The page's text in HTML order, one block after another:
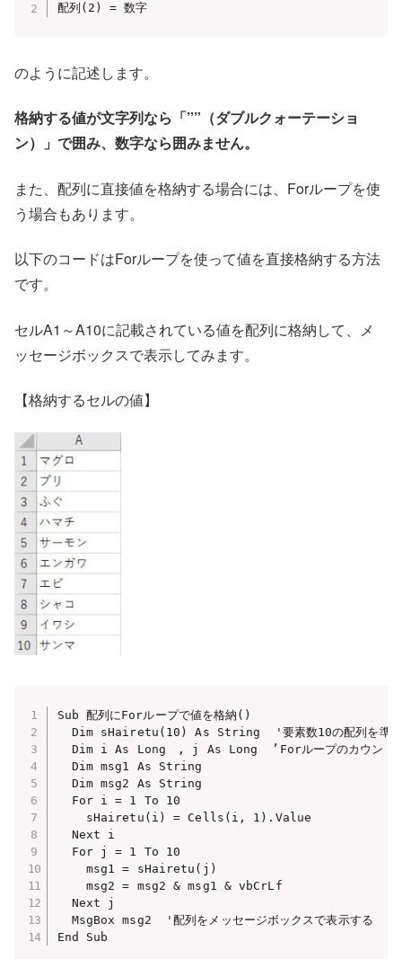
配列(2) = 数字
のように記述します。
格納する値が文字列なら「””（ダブルクォーテーショ
ン）」で囲み、数字なら囲みません。
また、配列に直接値を格納する場合には、Forループを使
う場合もあります。
以下のコードはForループを使って値を直接格納する方法
です。
セルA1～A10に記載されている値を配列に格納して、メ
ッセージボックスで表示してみます。
【格納するセルの値】
Sub 配列にForループで値を格納()
  Dim sHairetu(10) As String  '要素数10の配列を準備
Dim i As Long　, j As Long  ’Forループのカウント
  Dim msg1 As String
  Dim msg2 As String
  For i = 1 To 10
    sHairetu(i) = Cells(i, 1).Value
  Next i
  For j = 1 To 10
    msg1 = sHairetu(j)
    msg2 = msg2 & msg1 & vbCrLf
  Next j
  MsgBox msg2  '配列をメッセージボックスで表示する
End Sub